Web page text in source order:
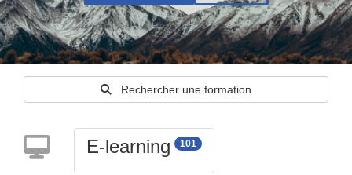
Rechercher une formation
Calendrier
E-learning 101